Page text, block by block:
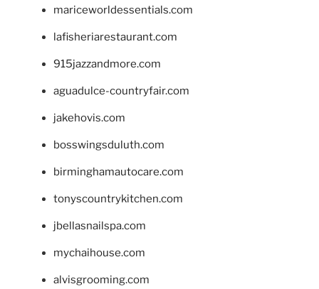
mariceworldessentials.com
lafisheriarestaurant.com
915jazzandmore.com
aguadulce-countryfair.com
jakehovis.com
bosswingsduluth.com
birminghamautocare.com
tonyscountrykitchen.com
jbellasnailspa.com
mychaihouse.com
alvisgrooming.com